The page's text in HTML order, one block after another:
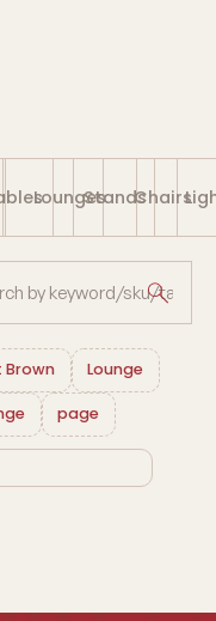
LoungesStandsChairs
Brown Lounge
page